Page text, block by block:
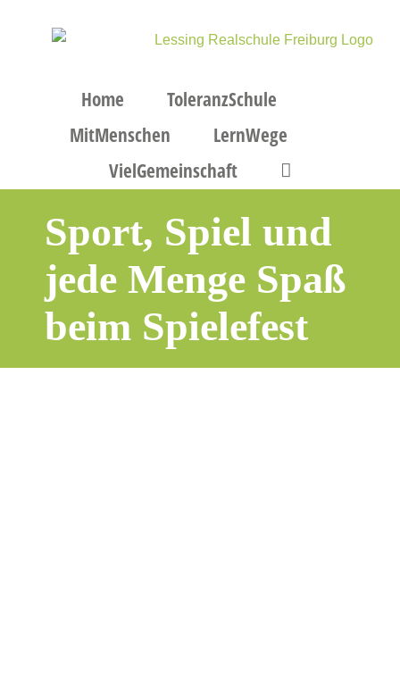
Home
ToleranzSchule
MitMenschen
LernWege
VielGemeinschaft
Sport, Spiel und
jede Menge Spaß
beim Spielefest